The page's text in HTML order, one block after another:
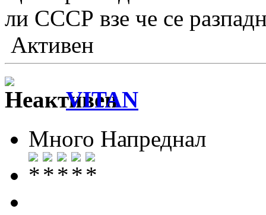
ли СССР взе че се
Активен
VITAN
Много Напреднал